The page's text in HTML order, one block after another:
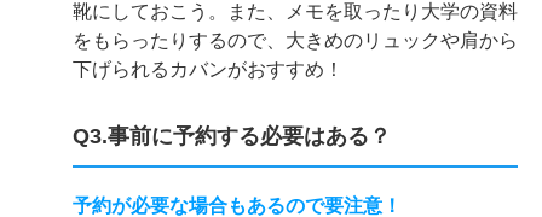
靴にしておこう。また、メモを取ったり大学の資料
をもらったりするので、大きめのリュックや肩から
下げられるカバンがおすすめ！
Q3.事前に予約する必要はある？
予約が必要な場合もあるので要注意！